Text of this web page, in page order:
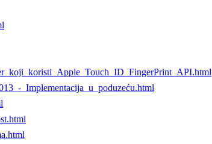
_Implementacija_u_poduzeću.html